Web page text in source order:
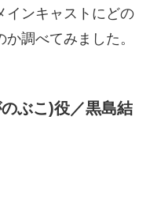
インキャストにどの
調べてみました。
ぶこ)役／黒島結